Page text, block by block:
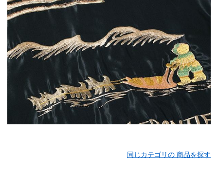
同じカテゴリの 商品を探す